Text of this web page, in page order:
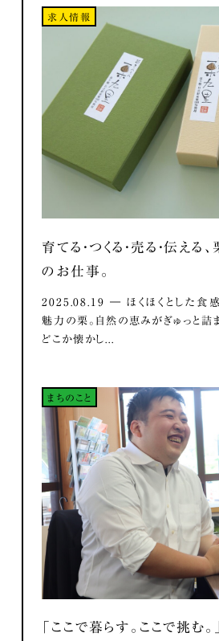
求人情報
育てる・つくる・売る・伝え
のお仕事。
2025.08.19 ― ほくほくとした食感
魅力の栗。自然の恵みがぎゅっと詰
どこか懐かし...
まちのこと
「ここで暮らす。ここで挑む。」